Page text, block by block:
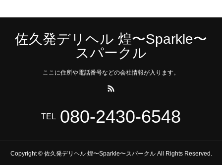
佐久発デリヘル 煌〜Sparkle〜
スパークル
ここに住所や電話番号などの会社情報が入ります。
TEL 080-2430-6548
Copyright © 佐久発デリヘル 煌〜Sparkle〜スパークル All Rights Reserved.